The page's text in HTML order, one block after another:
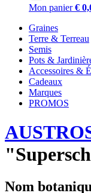
Mon panier €
Graines
Terre & Terreau
Semis
Pots &
Accessoires &
Cadeaux
Marques
PROMOS
Nom